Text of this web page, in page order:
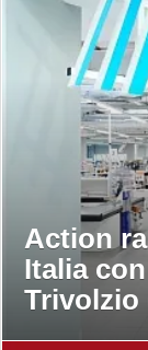
Action
Italia
Trivolzio